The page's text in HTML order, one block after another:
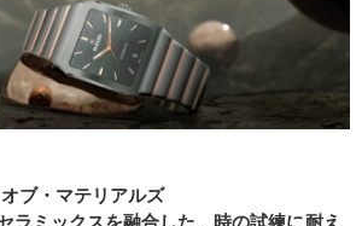
ブ・マテリアルズ
ラミックスを融合した、時の試練に耐え